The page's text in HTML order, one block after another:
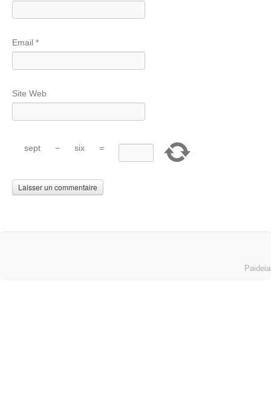
Email *
Site Web
sept − six =